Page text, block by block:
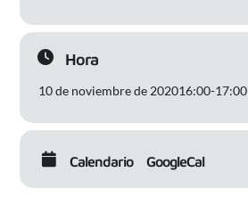
Hora
10 de noviembre de 202016:00-17:00
Calendario GoogleCal